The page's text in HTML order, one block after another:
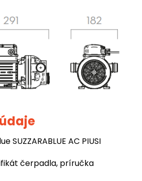
SUZZARABLUE AC PIUSI
čerpadla, príručka